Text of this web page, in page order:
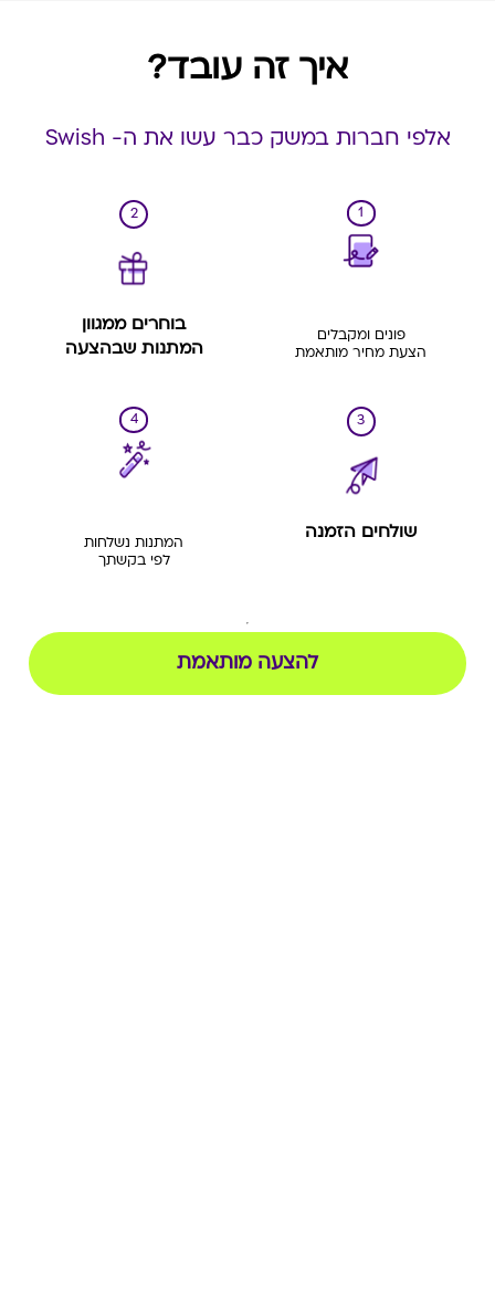
איך זה עובד?
אלפי חברות במשק כבר עשו את ה- Swish
1
פונים ומקבלים
הצעת מחיר מותאמת
2
בוחרים ממגוון
המתנות שבהצעה
3
שולחים הזמנה
4
המתנות נשלחות
לפי בקשתך
להצעה מותאמת